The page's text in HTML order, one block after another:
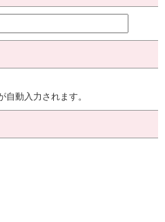
動入力されます。